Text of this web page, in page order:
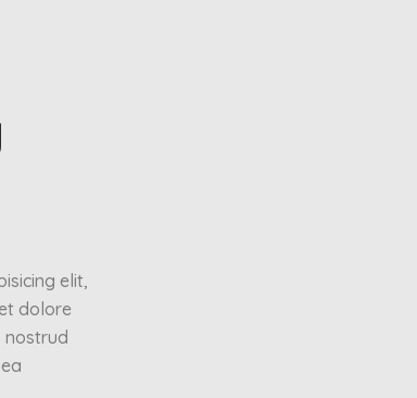
elit,
dolore
nostrud